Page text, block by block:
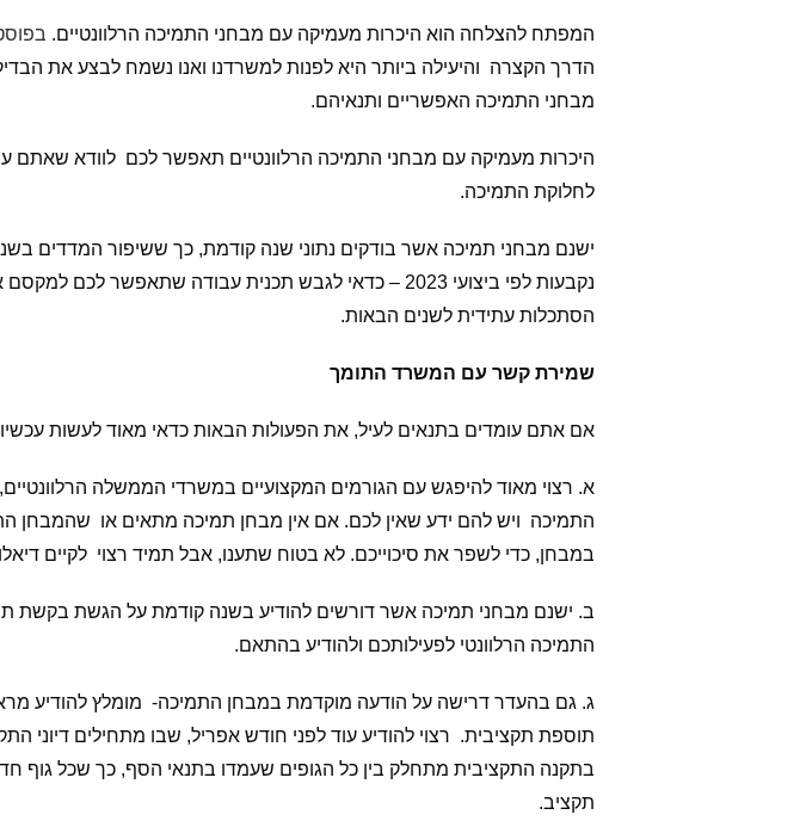
המפתח להצלחה הוא היכרות מעמיקה עם מבחני התמיכה הרלוונטיים.
הדרך הקצרה והיעילה ביותר היא לפנות למשרדנו ואנו נשמח לבצע את
מבחני התמיכה האפשריים ותנאיהם.
היכרות מעמיקה עם מבחני התמיכה הרלוונטיים תאפשר לכם לוודא שאתם
לחלוקת התמיכה.
נקבעות לפי ביצועי 2023 – כדאי לגבש תכנית עבודה
הסתכלות עתידית לשנים הבאות.
שמירת קשר עם המשרד התומך
אם אתם עומדים בתנאים לעיל, את הפעולות הבאות כדאי מאוד לעשות
א. רצוי מאוד להיפגש עם הגורמים המקצועיים במשרדי הממשלה
התמיכה ויש להם ידע שאין לכם. אם אין מבחן תמיכה מתאים או שהמבחן
במבחן, כדי לשפר את סיכוייכם. לא בטוח שתענו, אבל תמיד רצוי לקיים
ב. ישנם מבחני תמיכה אשר דורשים להודיע בשנה קודמת על הגשת בקשת
התמיכה הרלוונטי לפעילותכם ולהודיע בהתאם.
ג. גם בהעדר דרישה על הודעה מוקדמת במבחן התמיכה- מומלץ להודיע
תוספת תקציבית. רצוי להודיע עוד לפני חודש אפריל, שבו מתחילים
בתקנה התקציבית מתחלק בין כל הגופים שעמדו בתנאי הסף, כך שכל
תקציב.